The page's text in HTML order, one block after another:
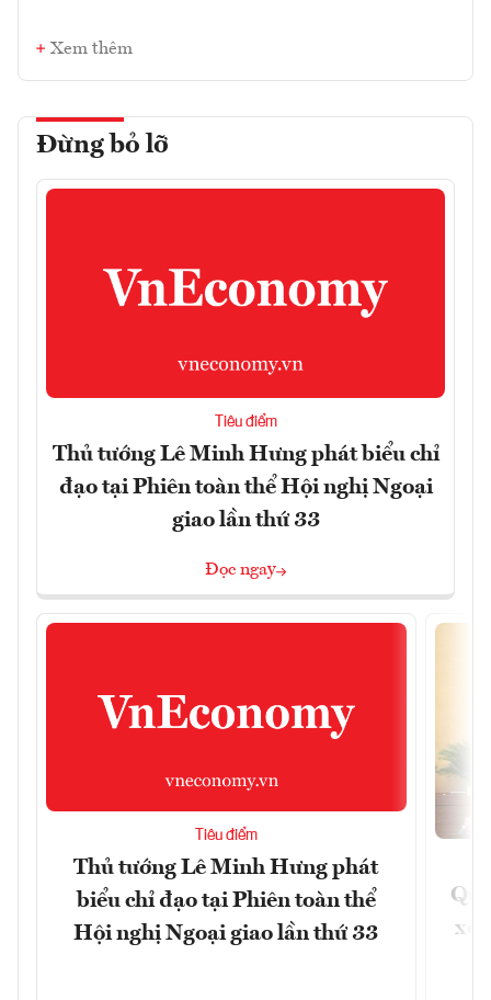
Xem thêm
Đừng bỏ lỡ
Tiêu điểm
Thủ tướng Lê Minh Hưng phát biểu chỉ
đạo tại Phiên toàn thể Hội nghị Ngoại
giao lần thứ 33
Đọc ngay
Tiêu điểm
Thủ tướng Lê Minh Hưng phát
biểu chỉ đạo tại Phiên toàn thể
Hội nghị Ngoại giao lần thứ 33